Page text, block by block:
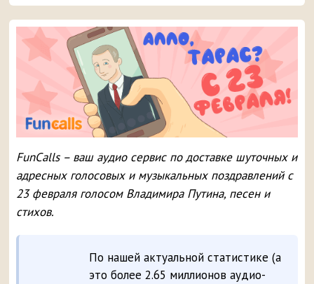
FunCalls – ваш аудио сервис по доставке шуточных и
адресных голосовых и музыкальных поздравлений с
23 февраля голосом Владимира Путина, песен и
стихов.
По нашей актуальной статистике (а
это более 2.65 миллионов аудио-